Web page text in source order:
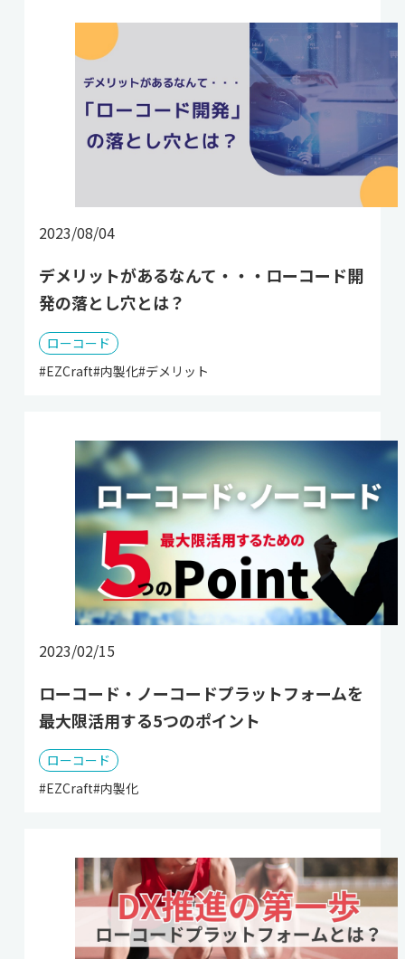
2023/08/04
デメリットがあるなんて・・・ローコード開
発の落とし穴とは？
ローコード
#EZCraft#内製化#デメリット
2023/02/15
ローコード・ノーコードプラットフォームを
最大限活用する5つのポイント
ローコード
#EZCraft#内製化